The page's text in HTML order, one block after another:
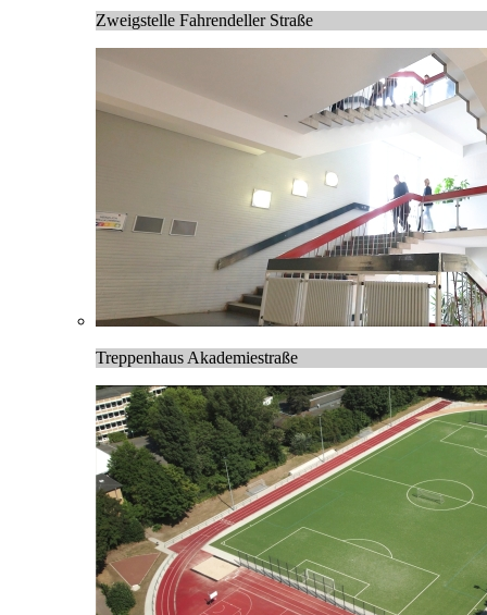
Zweigstelle Fahrendeller Straße
Treppenhaus Akademiestraße